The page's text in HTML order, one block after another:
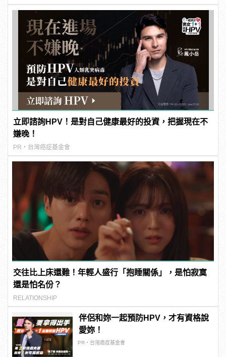
立即諮詢HPV！是對自己健康最好的投資，把握現在不
嫌晚！
PR・台灣癌症基金會
交往比上床還難！年輕人盛行「抱睡關係」，是怕寂寞
還是怕名份？
RELATIONSHIP
伴侶和妳一起預防HPV，才有資格說
愛妳！
PR・台灣癌症基金會